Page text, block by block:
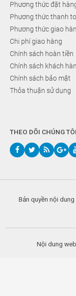
Phương thức đặt
Phương thức thanh
Phương thức giao
Chi phí giao hàng
Chính sách hoàn tiền
Chính sách khách
Chính sách bảo mật
Thỏa thuận sử dụng
THEO DÕI CHÚNG TÔI
Bản quyền nội
Nội dung